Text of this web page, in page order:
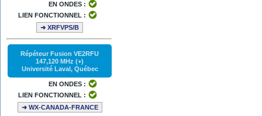
EN ONDES :
LIEN FONCTIONNEL :
➜ XRFVPS/B
Répéteur Fusion VE2RFU
147,120 MHz (+)
Université Laval, Québec
EN ONDES :
LIEN FONCTIONNEL :
➜ WX-CANADA-FRANCE